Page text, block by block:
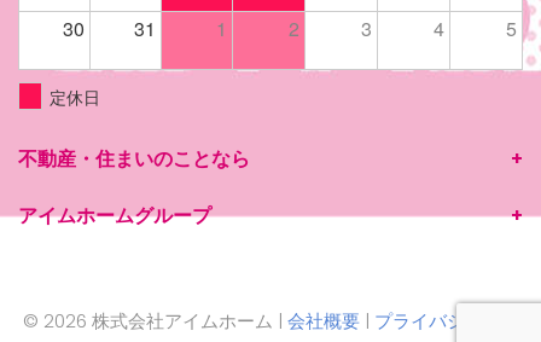
30 31 1 2 3 4 5
定休日
不動産・住まいのことなら
アイムホームグループ
© 2026 株式会社アイムホーム | 会社概要| プライバシーポリ